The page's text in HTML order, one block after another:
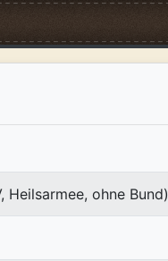
Heilsarmee, ohne Bund)